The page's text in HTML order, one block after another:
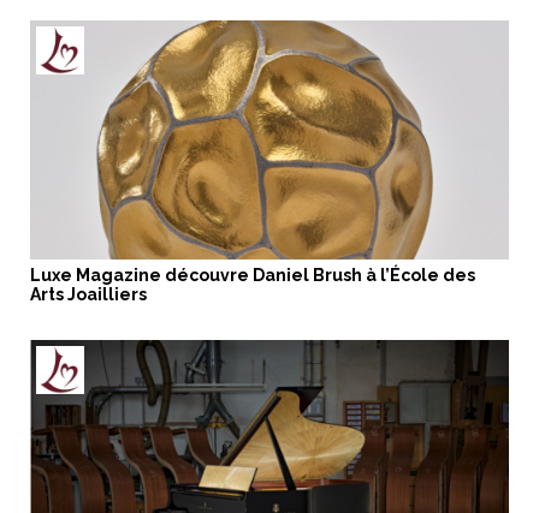
Luxe Magazine découvre Daniel Brush à l’École des
Arts Joailliers